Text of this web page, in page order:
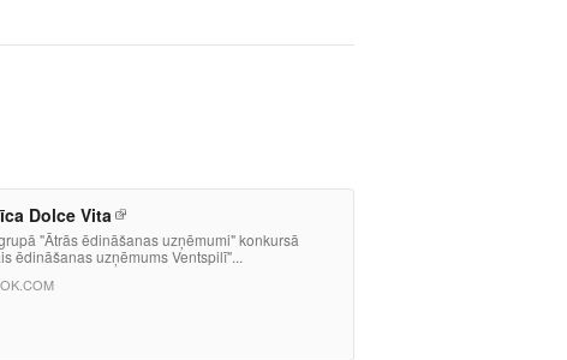
Dolce Vita
"Ātrās ēdināšanas uzņēmumi" konkursā
ēdināšanas uzņēmums Ventspilī"...